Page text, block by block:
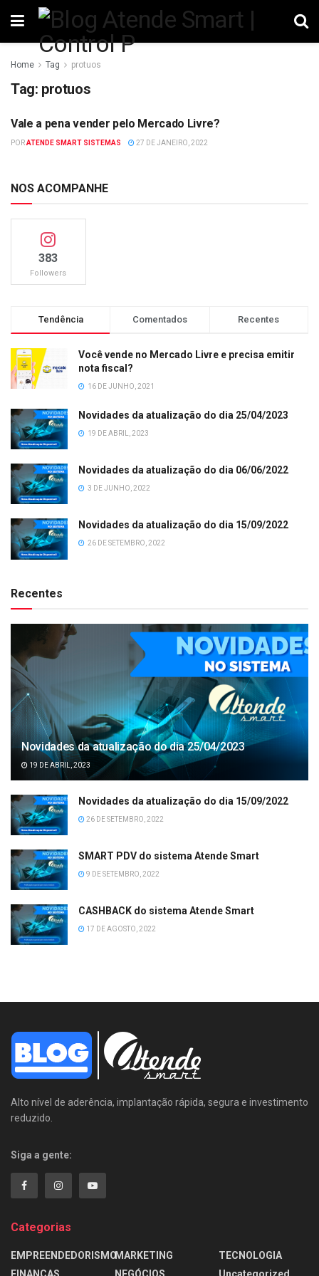
Home Tag protuos
Tag: protuos
VENDAS
Vale a pena vender pelo Mercado Livre?
PORATENDE SMART SISTEMAS 27 DE JANEIRO, 2022
NOS ACOMPANHE
383
Followers
Tendência Comentados Recentes
Você vende no Mercado Livre e precisa emitir
nota fiscal?
16 DE JUNHO, 2021
Novidades da atualização do dia 25/04/2023
19 DE ABRIL, 2023
Novidades da atualização do dia 06/06/2022
3 DE JUNHO, 2022
Novidades da atualização do dia 15/09/2022
26 DE SETEMBRO, 2022
Recentes
Novidades da atualização do dia 25/04/2023
19 DE ABRIL, 2023
Novidades da atualização do dia 15/09/2022
26 DE SETEMBRO, 2022
SMART PDV do sistema Atende Smart
9 DE SETEMBRO, 2022
CASHBACK do sistema Atende Smart
17 DE AGOSTO, 2022
Alto nível de aderência, implantação rápida, segura e investimento
reduzido.
Siga a gente:
Categorias
EMPREENDEDORISMOMARKETING
TECNOLOGIA